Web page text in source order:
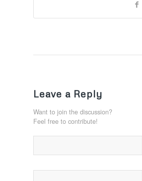
Leave a Reply
Want to join the discussion?
Feel free to contribute!